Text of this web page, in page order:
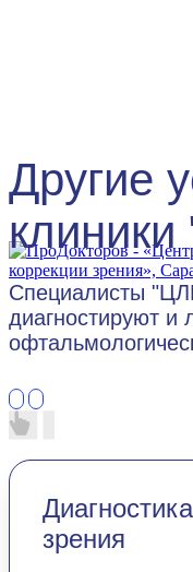
Другие
Специалисты
диагностируют и
Диагностика
зрения